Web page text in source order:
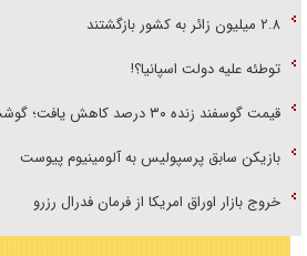
۲.۸ میلیون زائر به کشور بازگشتند
توطئه علیه دولت اسپانیا؟!
قیمت گوسفند زنده ۳۰ درصد کاهش یافت؛ گوشت ارزان نشد
بازیکن سابق پرسپولیس به آلومینیوم پیوست
خروج بازار اوراق امریکا از فرمان فدرال رزرو